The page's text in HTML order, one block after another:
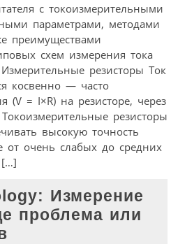
с токоизмерительными
параметрами, методами
преимуществами
схем измерения тока
резисторы Ток
косвенно — часто
(V = I×R) на резисторе, через
резисторы
высокую точность
от очень слабых до средних
[…]
Измерение
проблема или